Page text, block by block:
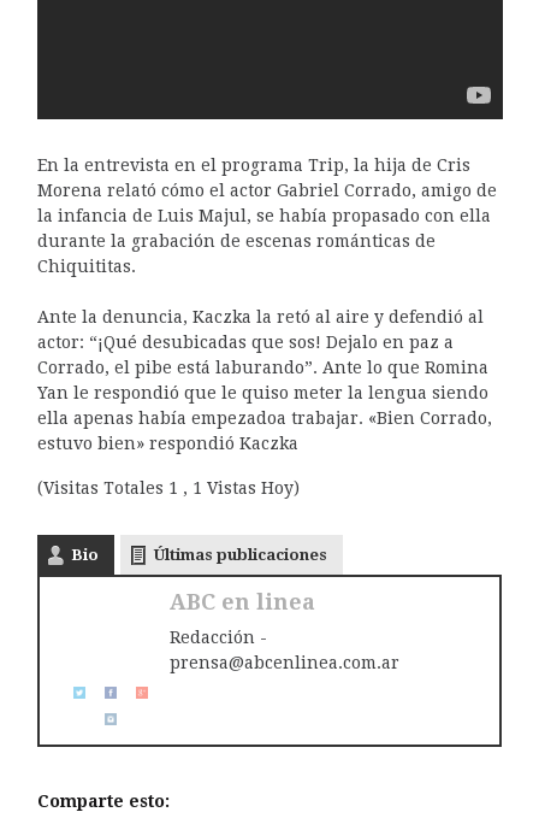
En la entrevista en el programa Trip, la hija de Cris
Morena relató cómo el actor Gabriel Corrado, amigo de
la infancia de Luis Majul, se había propasado con ella
durante la grabación de escenas románticas de
Chiquititas.
Ante la denuncia, Kaczka la retó al aire y defendió al
actor: “¡Qué desubicadas que sos! Dejalo en paz a
Corrado, el pibe está laburando”. Ante lo que Romina
Yan le respondió que le quiso meter la lengua siendo
ella apenas había empezadoa trabajar. «Bien Corrado,
estuvo bien» respondió Kaczka
(Visitas Totales 1 , 1 Vistas Hoy)
Bio Últimas publicaciones
ABC en linea
Redacción -
prensa@abcenlinea.com.ar
Comparte esto: